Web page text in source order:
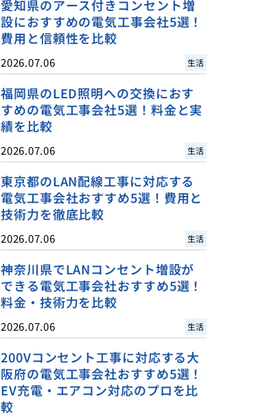
愛知県のアース付きコンセント増
設におすすめの電気工事会社5選！
費用と信頼性を比較
2026.07.06 生活
福岡県のLED照明への交換におす
すめの電気工事会社5選！料金と実
績を比較
2026.07.06 生活
東京都のLAN配線工事に対応する
電気工事会社おすすめ5選！費用と
技術力を徹底比較
2026.07.06 生活
神奈川県でLANコンセント増設が
できる電気工事会社おすすめ5選！
料金・技術力を比較
2026.07.06 生活
200Vコンセント工事に対応する大
阪府の電気工事会社おすすめ5選！
EV充電・エアコン対応のプロを比
較